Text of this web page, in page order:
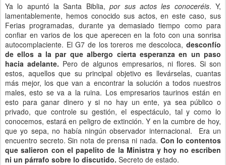
Ya lo apuntó la Santa Biblia,por sus actos les conoceréis. Y,
lamentablemente, hemos conocido sus actos, en este caso, sus
Ferias programadas, durante ya demasiado tiempo como para
confiar en varios de los que aperecen en la foto con una sonrisa
autocomplaciente. El G7 de los toreros me descoloca, desconfío
de ellos a la par que albergo cierta esperanza en un paso
hacia adelante. Pero de algunos empresarios, ni flores. Si son
estos, aquellos que su principal objetivo es llevárselas, cuantas
más mejor, los que van a encontrar la solución a todos nuestros
males, esto se va a la ruina. Los empresarios taurinos están en
esto para ganar dinero y si no hay un ente, ya sea público o
privado, que controle su gestión, el espectáculo, tal y como lo
conocemos, estará en peligro de extinción. Y en la cumbre de hoy,
que yo sepa, no había ningún observador internacional. Era un
encuentro secreto. Sin nota de prensa ni nada. Con lo contentos
que salieron con el papelito de la Ministra y hoy no escriben
ni un párrafo sobre lo discutido. Secreto de estado.